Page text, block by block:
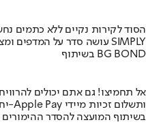
הסוד לקירות נקיים ללא כתמים
מומחה BG BOND עושה סדר על המדפים ומציג את מותג הצבע SIMPLY
בשיתוף BG BOND
אל תחמיצו! גם אתם יכולים
יחסי הימור משופרים, הפקדות ב-Apple Pay ותשלום זכיות מיידי
בשיתוף המועצה להסדר